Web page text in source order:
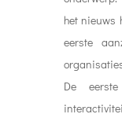
het nieuws
eerste
De